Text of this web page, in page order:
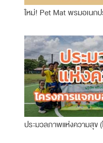
ใหม่! Pet Mat พรมอเนก
ประมวลภาพแห่งความสุข